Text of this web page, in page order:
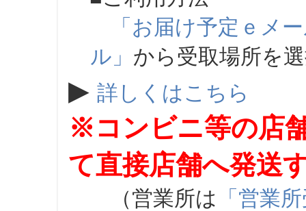
「お届け予定ｅメ
ル」 から受取場所を
▶ 詳しくはこちら
※コンビニ等の店
て直接店舗へ発送
（営業所は 「営業